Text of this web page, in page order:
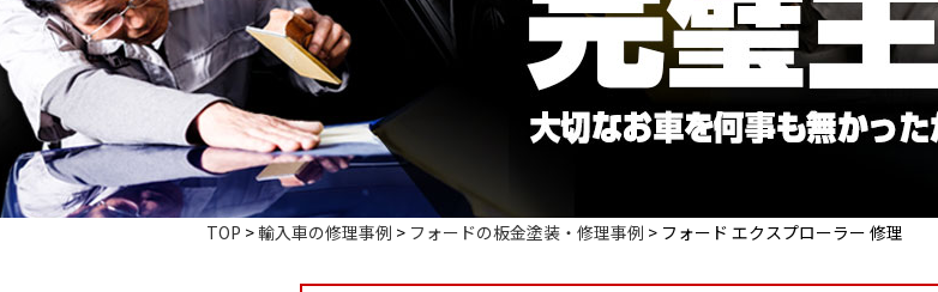
TOP >輸入車の修理事例 > フォードの板金塗装・修理事例 > フォード エクスプローラー 修理